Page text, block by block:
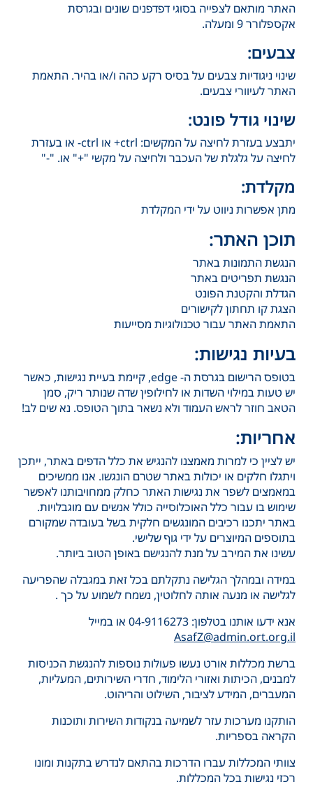
האתר מותאם לצפייה בסוגי דפדפנים שונים ובגרסת
אקספלורר 9 ומעלה.
צבעים:
שינוי ניגודיות צבעים על בסיס רקע כהה ו/או בהיר. התאמת
האתר לעיוורי צבעים.
שינוי גודל פונט:
יתבצע בעזרת לחיצה על המקשים: ctrl+ או ctrl- או בעזרת
לחיצה על גלגלת של העכבר ולחיצה על מקשי "+" או. "-"
מקלדת:
מתן אפשרות ניווט על ידי המקלדת
תוכן האתר:
הנגשת התמונות באתר
הנגשת תפריטים באתר
הגדלת והקטנת הפונט
הצגת קו תחתון לקישורים
התאמת האתר עבור טכנולוגיות מסייעות
בעיות נגישות:
בטופס הרישום בגרסת ה- edge, קיימת בעיית נגישות, כאשר
יש טעות במילוי השדות או לחילופין שדה שנותר ריק, סמן
הטאב חוזר לראש העמוד ולא נשאר בתוך הטופס. נא שים לב!
אחריות:
יש לציין כי למרות מאמצנו להנגיש את כלל הדפים באתר, ייתכן
ויתגלו חלקים או יכולות באתר שטרם הונגשו. אנו ממשיכים
במאמצים לשפר את נגישות האתר כחלק ממחויבותנו לאפשר
שימוש בו עבור כלל האוכלוסייה כולל אנשים עם מוגבלויות.
באתר יתכנו רכיבים המונגשים חלקית בשל בעובדה שמקורם
בתוספים המיוצרים על ידי גוף שלישי.
עשינו את המירב על מנת להנגישם באופן הטוב ביותר.
במידה ובמהלך הגלישה נתקלתם בכל זאת במגבלה שהפריעה
לגלישה או מנעה אותה לחלוטין, נשמח לשמוע על כך .
אנא ידעו אותנו בטלפון: 04-9116273 או במייל
AsafZ@admin.ort.org.il
ברשת מכללות אורט נעשו פעולות נוספות להנגשת הכניסות
למבנים, הכיתות ואזורי הלימוד, חדרי השירותים, המעליות,
המעברים, המידע לציבור, השילוט והריהוט.
הותקנו מערכות עזר לשמיעה בנקודות השירות ותוכנות
הקראה בספריות.
צוותי המכללות עברו הדרכות בהתאם לנדרש בתקנות ומונו
רכזי נגישות בכל המכללות.